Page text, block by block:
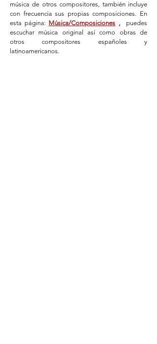
música de otros compositores, también incluye
con frecuencia sus propias composiciones. En
esta página: Música/Composiciones ,
puedes
escuchar música original así como obras de
otros compositores españoles y
latinoamericanos.